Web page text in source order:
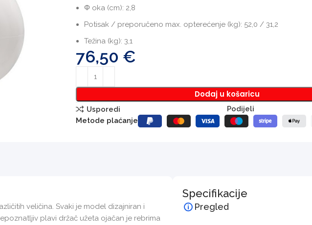
Φ oka (cm): 2,8
Potisak / preporučeno max. opterećenje (kg): 52,0 / 31,2
Težina (kg): 3,1
76,50 €
Dodaj u košaricu
Usporedi
Podijeli
Metode plaćanje
veličina. Svaki je model dizajniran i
plavi držač užeta ojačan je rebrima
Specifikacije
Pregled